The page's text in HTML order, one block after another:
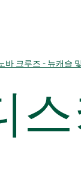
바 크루즈 - 뉴캐슬